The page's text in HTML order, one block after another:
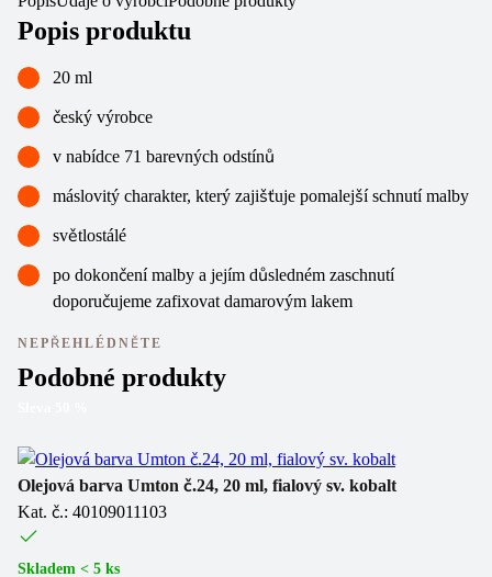
Popis produktu
20 ml
český výrobce
v nabídce 71 barevných odstínů
máslovitý charakter, který zajišťuje pomalejší schnutí malby
světlostálé
po dokončení malby a jejím důsledném zaschnutí
doporučujeme zafixovat damarovým lakem
NEPŘEHLÉDNĚTE
Podobné produkty
Olejová barva Umton č.24, 20 ml, fialový sv. kobalt
Kat. č.: 40109011103
Skladem < 5 ks